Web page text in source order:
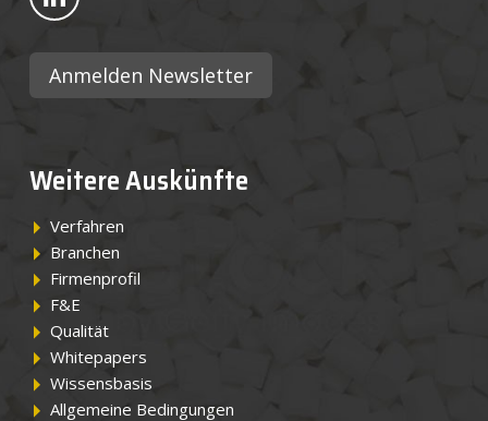
Anmelden Newsletter
Weitere Auskünfte
Verfahren
Branchen
Firmenprofil
F&E
Qualität
Whitepapers
Wissensbasis
Allgemeine Bedingungen